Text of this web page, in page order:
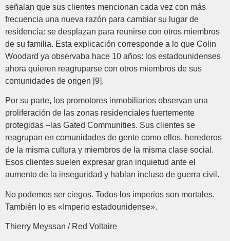
señalan que sus clientes mencionan cada vez con más
frecuencia una nueva razón para cambiar su lugar de
residencia: se desplazan para reunirse con otros miembros
de su familia. Esta explicación corresponde a lo que Colin
Woodard ya observaba hace 10 años: los estadounidenses
ahora quieren reagruparse con otros miembros de sus
comunidades de origen [9].
Por su parte, los promotores inmobiliarios observan una
proliferación de las zonas residenciales fuertemente
protegidas –las Gated Communities. Sus clientes se
reagrupan en comunidades de gente como ellos, herederos
de la misma cultura y miembros de la misma clase social.
Esos clientes suelen expresar gran inquietud ante el
aumento de la inseguridad y hablan incluso de guerra civil.
No podemos ser ciegos. Todos los imperios son mortales.
También lo es «Imperio estadounidense».
Thierry Meyssan / Red Voltaire